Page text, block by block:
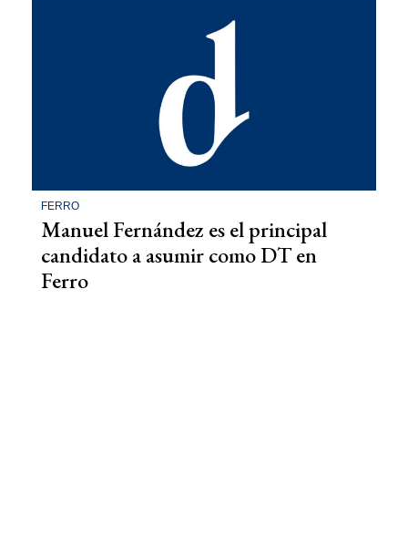
FERRO
Manuel Fernández es el principal
candidato a asumir como DT en
Ferro